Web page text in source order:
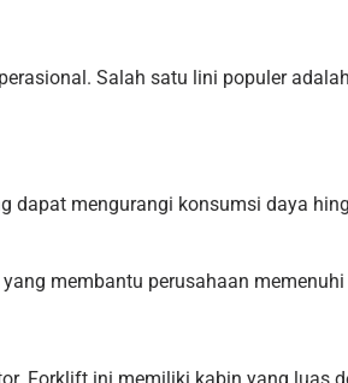
Salah satu lini populer
dapat mengurangi konsumsi daya
membantu perusahaan